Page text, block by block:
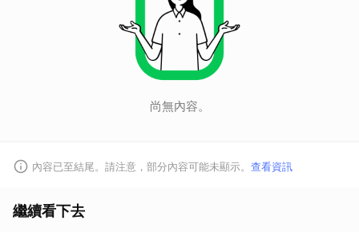
尚無內容。
內容已至結尾。請注意，部分內容可能未顯示。 查看資訊
繼續看下去